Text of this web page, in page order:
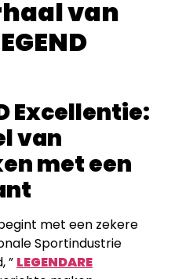
van
Excellentie:
van
met een
met een zekere
Sportindustrie
” LEGENDARE